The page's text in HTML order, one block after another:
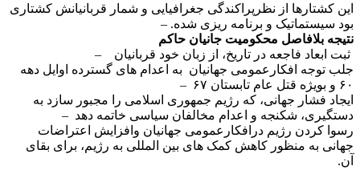
این کشتارها از نظرپراکندگی جغرافیایی و شمار قربانیانش کشتاری
بود سیستماتیک و برنامه ریزی شده. –
نتیجه بلافاصل محکومیت جانیان حاکم
ثبت ابعاد فاجعه در تاریخ، از زبان خود قربانیان –
جلب توجه افکارعمومی جهانیان به اعدام های گسترده اوایل دهه
۶٠ و بویژه قتل عام تابستان ۶۷ –
ایجاد فشار جهانی، که رژیم جمهوری اسلامی را مجبور سازد به
دستگیری، شکنجه و اعدام مخالفان سیاسی خاتمه دهد –
رسوا کردن رژیم درافکارعمومی جهانیان وافزایش اعتراضات
جهانی به منظور کاهش کمک های بین المللی به رژیم، برای بقای
آن.